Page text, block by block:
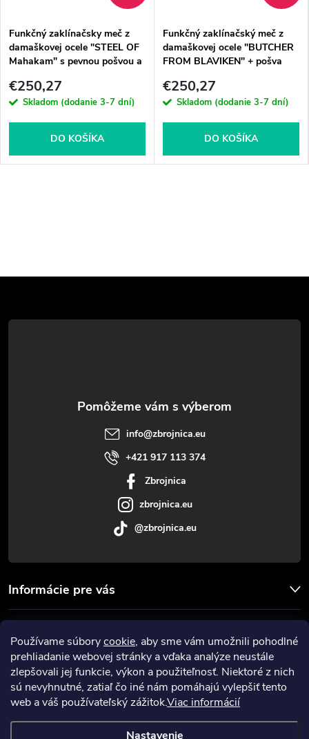
Používame súborycookie, aby sme vám umožnili pohodlné
prehliadanie webovej stránky a vďaka analýze neustále
zlepšovali jej funkcie, výkon a použiteľnosť. Niektoré z nich
sú nevyhnutné, zatiaľ čo iné nám pomáhajú vylepšiť tento
web a váš používateľský zážitok.Viac informácií
Nastavenie
Funkčný zaklínačsky meč z
damaškovej ocele "STEEL OF
Mahakam" s pevnou pošvou a
€250,27
Skladom (dodanie 3-7 dní)
DO KOŠÍKA
Funkčný zaklínačský meč z
damaškovej ocele "BUTCHER
FROM BLAVIKEN" + pošva
€250,27
Skladom (dodanie 3-7 dní)
DO KOŠÍKA
á
Informácie pre vás
Prijímame online platby
info@zbrojnica.eu
+421 917 113 374
Zbrojnica
zbrojnica.eu
@zbrojnica.eu